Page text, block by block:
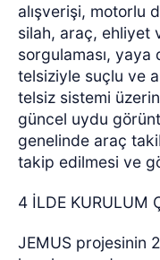
alışverişi, motorlu
silah, araç, ehliyet
sorgulaması,
telsiziyle suçlu ve
telsiz sistemi
güncel uydu
genelinde araç
takip edilmesi ve
4 İLDE KURULUM
JEMUS projesinin